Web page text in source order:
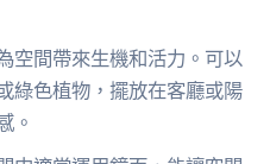
空間帶來生機和活力。可以
綠色植物，擺放在客廳或陽
。